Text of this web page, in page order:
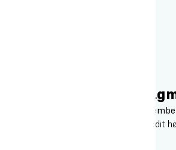
I efteråret har du 3
1. Skiinstruktør + job
Drømmer du om en sæson på ski efter dit